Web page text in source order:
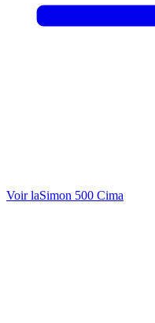
Voir laSimon 500 Cima